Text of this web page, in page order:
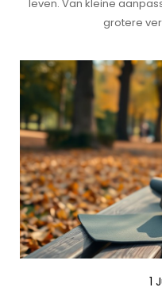
leven. Van kleine
grotere
1